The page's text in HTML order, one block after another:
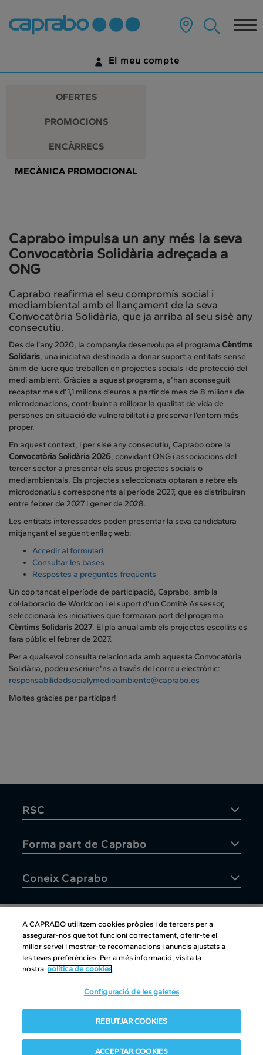
Promocions
descomptes
als
nostres
supermercats
contingut
pàgina
El meu compte
ENCARA NO TENS UN COMPTE DIGITAL?
OFERTES
PROMOCIONS
ENCÀRRECS
MECÀNICA PROMOCIONAL
Caprabo impulsa un any més la seva
Convocatòria Solidària adreçada a
ONG
Caprabo reafirma el seu compromís social i
mediambiental amb el llançament de la seva
Convocatòria Solidària, que ja arriba al seu sisè any
consecutiu.
Des de l’any 2020, la companyia desenvolupa el programa Cèntims
Solidaris, una iniciativa destinada a donar suport a entitats sense
ànim de lucre que treballen en projectes socials i de protecció del
medi ambient. Gràcies a aquest programa, s’han aconseguit
recaptar més d’1,1 milions d’euros a partir de més de 8 milions de
microdonacions, contribuint a millorar la qualitat de vida de
persones en situació de vulnerabilitat i a preservar l’entorn més
proper.
En aquest context, i per sisè any consecutiu, Caprabo obre la
Convocatòria Solidària 2026, convidant ONG i associacions del
tercer sector a presentar els seus projectes socials o
mediambientals. Els projectes seleccionats optaran a rebre els
microdonatius corresponents al període 2027, que es distribuiran
entre febrer de 2027 i gener de 2028.
Les entitats interessades poden presentar la seva candidatura
mitjançant el següent enllaç web:
Accedir al formulari
Consultar les bases
Respostes a preguntes freqüents
Un cop tancat el període de participació, Caprabo, amb la
col·laboració de Worldcoo i el suport d’un Comitè Assessor,
seleccionarà les iniciatives que formaran part del programa
Cèntims Solidaris 2027. El pla anual amb els projectes escollits es
farà públic el febrer de 2027.
Per a qualsevol consulta relacionada amb aquesta Convocatòria
Solidària, podeu escriure'ns a través del correu electrònic:
responsabilidadsocialymedioambiente@caprabo.es
Moltes gràcies per participar!
RSC
Forma part de Caprabo
Coneix Caprabo
Atenció al client
Copyright| Política de cookies
Canal intern d'informació
Condiciones del club |Política de Protección de datos
A CAPRABO utilitzem cookies pròpies i de tercers per a
assegurar-nos que tot funcioni correctament, oferir-te el
millor servei i mostrar-te recomanacions i anuncis ajustats a
les teves preferències. Per a més informació, visita la
nostra política de cookies
Configuració de les galetes
REBUTJAR COOKIES
ACCEPTAR COOKIES